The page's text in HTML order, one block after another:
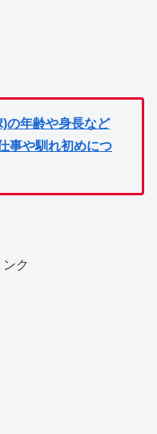
の年齢や身長など
事や馴れ初めにつ
ク